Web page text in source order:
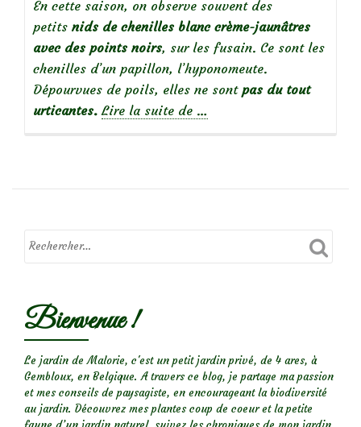
En cette saison, on observe souvent des
petits nids de chenilles blanc crème-jaunâtres
avec des points noirs, sur les fusain. Ce sont les
chenilles d’un papillon, l’hyponomeute.
Dépourvues de poils, elles ne sont pas du tout
urticantes. Lire la suite de
Chenilles
les
…
Bienvenue !
Le jardin de Malorie, c'est un petit jardin privé, de 4 ares, à
Gembloux, en Belgique. A travers ce blog, je partage ma passion
et mes conseils de paysagiste, en encourageant la biodiversité
au jardin. Découvrez mes plantes coup de coeur et la petite